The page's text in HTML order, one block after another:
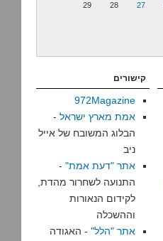
27
28
29
קישורים
972Magazine
אמת מארץ ישראל -
הבלוג המשובח של אייל
ניב
אתר "דעת אמת" -
התנועה לשחרור מהדת,
לקידום הנאורות
וההשכלה
אתר "הלל" - האגודה